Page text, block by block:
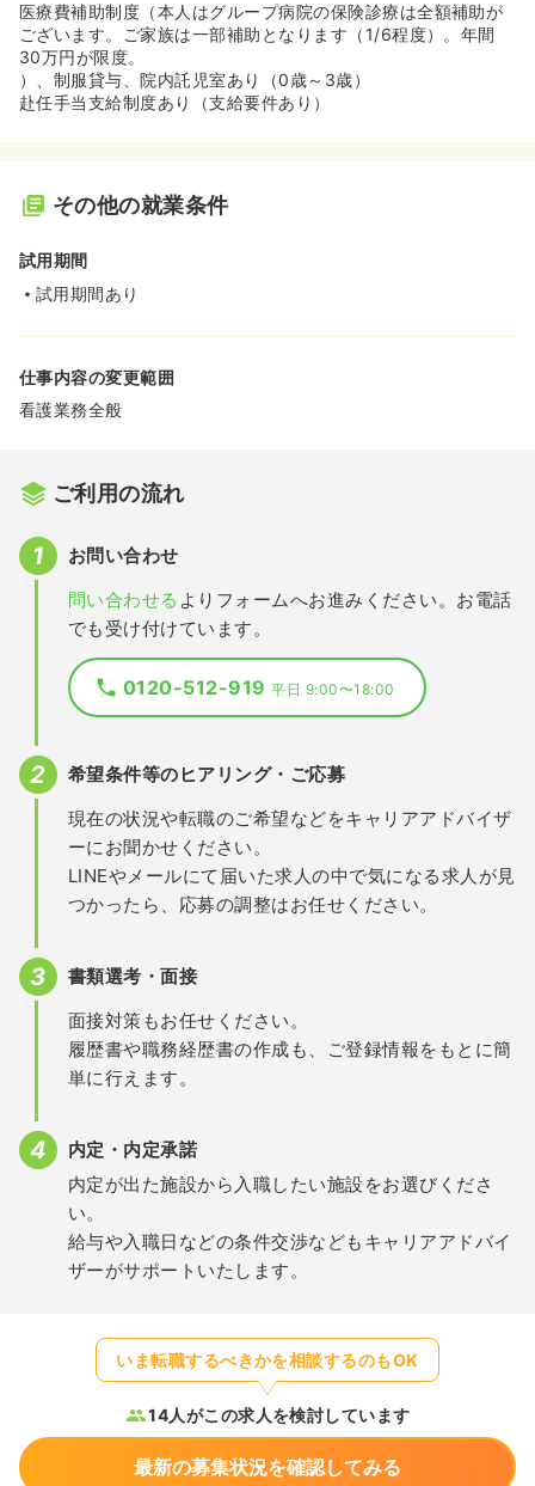
医療費補助制度（本人はグループ病院の保険診療は全額補助が
ございます。ご家族は一部補助となります（1/6程度）。年間
30万円が限度。
）、制服貸与、院内託児室あり（0歳～3歳）
赴任手当支給制度あり（支給要件あり）
その他の就業条件
試用期間
試用期間あり
仕事内容の変更範囲
看護業務全般
ご利用の流れ
お問い合わせ
問い合わせる よりフォームへお進みください。お電話
でも受け付けています。
0120-512-919平日 9:00〜18:00
希望条件等のヒアリング・ご応募
現在の状況や転職のご希望などをキャリアアドバイザ
ーにお聞かせください。
LINEやメールにて届いた求人の中で気になる求人が見
つかったら、応募の調整はお任せください。
書類選考・面接
面接対策もお任せください。
履歴書や職務経歴書の作成も、ご登録情報をもとに簡
単に行えます。
内定・内定承諾
内定が出た施設から入職したい施設をお選びくださ
い。
給与や入職日などの条件交渉などもキャリアアドバイ
ザーがサポートいたします。
いま転職するべきかを相談するのもOK
14人がこの求人を検討しています
最新の募集状況を確認してみる